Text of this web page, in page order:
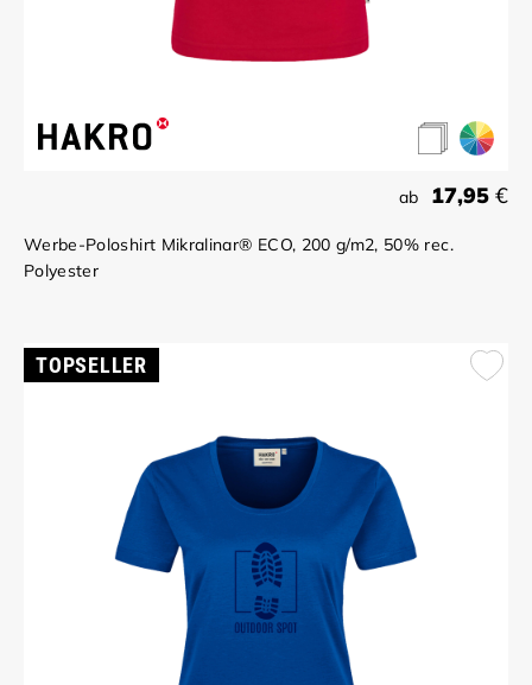
ab 17,95 €
Werbe-Poloshirt Mikralinar® ECO, 200 g/m2, 50% rec.
Polyester
TOPSELLER